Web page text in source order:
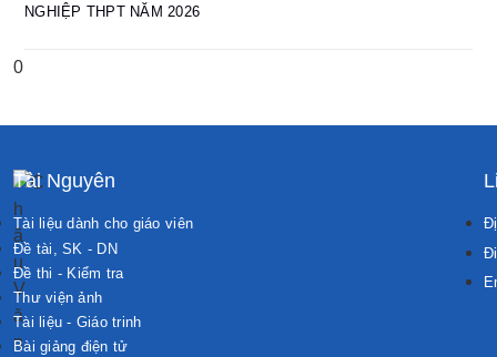
NGHIỆP THPT NĂM 2026
Tài Nguyên
Tài liệu dành cho giáo viên
Đề tài, SK - DN
Đề thi - Kiểm tra
Thư viện ảnh
Tài liệu - Giáo trinh
Bài giảng điện tử